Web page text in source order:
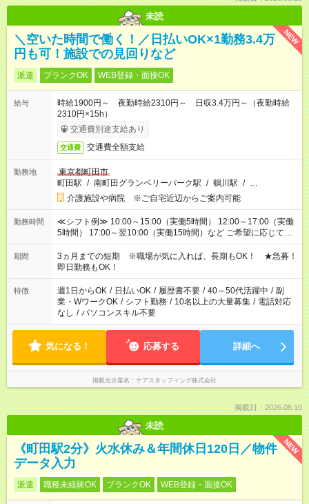
未読
NEW
＼空いた時間で働く！／日払いOK×1勤務3.4万
円も可！施設での見回りなど
派遣 ブランクOK WEB登録・面接OK
給与
時給1900円～ 夜勤時給2310円～ 日収3.4万円～（夜勤時給
2310円×15h）
交通費別途支給あり
交通費 交通費全額支給
勤務地
東京都町田市
町田駅 / 南町田グランベリーパーク駅 / 鶴川駅 / …
介護施設や病院 ※ご自宅近辺からご案内可能
勤務時間
≪シフト例≫ 10:00～15:00（実働5時間） 12:00～17:00（実働
5時間） 17:00～翌10:00（実働15時間）など ご希望に応じて、
働く時間は調整できます！ お気軽に担当へ相談ください！
期間
3ヵ月までの短期 ※職場が気に入れば、長期もOK！ ★急募！
即日勤務もOK！
特徴 週1日からOK / 日払いOK / 履歴書不要 / 40～50代活躍中 / 副
業・WワークOK / シフト勤務 / 10名以上の大量募集 / 電話対応
なし / パソコンスキル不要
気になる！ 応募する 詳細へ
掲載元企業名 ケアスタッフィング株式会社
掲載日：2026.08.10
未読
NEW
《町田駅2分》火水休み＆年間休日120日／物件
データ入力
派遣 職種未経験OK ブランクOK WEB登録・面接OK